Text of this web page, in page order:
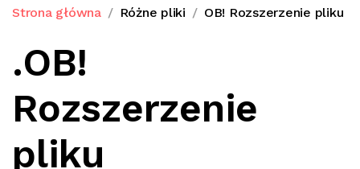
Strona główna Różne pliki OB! Rozszerzenie pliku
.OB!
Rozszerzenie
pliku